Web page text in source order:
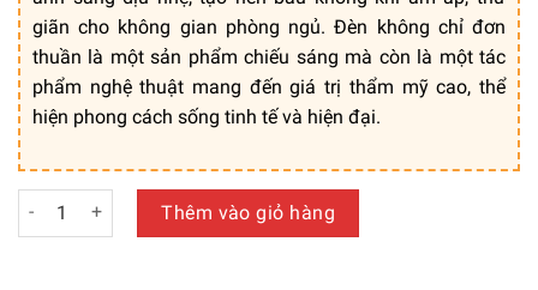
giãn cho không gian phòng ngủ. Đèn không chỉ đơn
thuần là một sản phẩm chiếu sáng mà còn là một tác
phẩm nghệ thuật mang đến giá trị thẩm mỹ cao, thể
hiện phong cách sống tinh tế và hiện đại.
Đèn Ngủ Đẹp Bằng Gỗ Cao Cấp – Mã: DN 020 số lượng
Thêm vào giỏ hàng